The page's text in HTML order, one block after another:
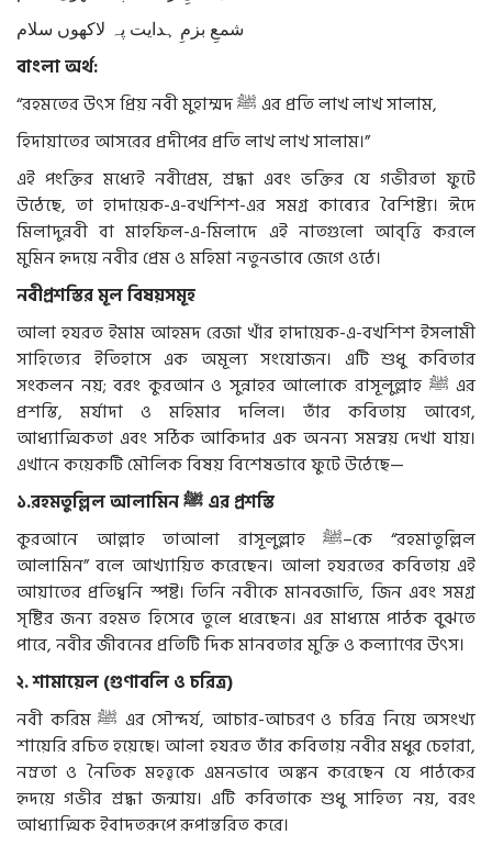
شمعِ بزمِ ہدایت پہ لاکھوں سلام
বাংলাঅর্থ:
“রহমতেরউৎসপ্রিয়নবীমুহাম্মদ এরপ্রতিলাখলাখ সালাম,
হিদায়াতেরআসরেরপ্রদীপেরপ্রতিলাখ লাখসালাম।”
এই পংক্তির মধ্যেই নবীপ্রেম,শ্রদ্ধা এবং ভক্তির যে গভীরতা ফুটে
উঠেছে, তা হাদায়েক-এ-বখশিশ-এর সমগ্র কাব্যের বৈশিষ্ট্য। ঈদে
মিলাদুন্নবী বা মাহফিল-এ-মিলাদে এই নাতগুলো আবৃত্তি করলে
মুমিনহৃদয়েনবীরপ্রেমওমহিমানতুনভাবেজেগেওঠে।
নবীপ্রশস্তিরমূলবিষয়সমূহ
আলাহযরতইমামআহমদরেজাখাঁরহাদায়েক-এ-বখশিশইসলামী
সাহিত্যের ইতিহাসে এক অমূল্য সংযোজন। এটি শুধু কবিতার
সংকলন নয়;বরং কুরআন ও সুন্নাহর আলোকে রাসূলুল্লাহ ﷺএর
প্রশস্তি, মর্যাদা ও মহিমার দলিল। তাঁর কবিতায় আবেগ,
আধ্যাত্মিকতা এবং সঠিক আকিদার এক অনন্য সমন্বয় দেখা যায়।
এখানেকয়েকটিমৌলিকবিষয়বিশেষভাবেফুটেউঠেছে—
১.রহমতুল্লিলআলামিন এরপ্রশস্তি
কুরআনে
আল্লাহ তাআলা রাসূলুল্লাহ ﷺ–কে “রহমাতুল্লিল
আলামিন”বলে আখ্যায়িত করেছেন। আলা হযরতের কবিতায় এই
আয়াতের প্রতিধ্বনি স্পষ্ট। তিনি নবীকে মানবজাতি, জিন এবং সমগ্র
সৃষ্টির জন্য রহমত হিসেবে তুলে ধরেছেন। এর মাধ্যমে পাঠক বুঝতে
পারে,নবীরজীবনেরপ্রতিটিদিকমানবতারমুক্তিওকল্যাণেরউৎস।
২.শামায়েল(গুণাবলিওচরিত্র)
নবী করিম এর সৌন্দর্য, আচার-আচরণ ও চরিত্র নিয়ে অসংখ্য
শায়েরিরচিতহয়েছে। আলাহযরততাঁরকবিতায়নবীরমধুরচেহারা,
নম্রতা ও নৈতিক মহত্ত্বকে এমনভাবে অঙ্কন করেছেন যে পাঠকের
হৃদয়ে গভীর শ্রদ্ধা জন্মায়। এটি কবিতাকে শুধু সাহিত্য নয়,বরং
আধ্যাত্মিকইবাদতরূপেরূপান্তরিতকরে।